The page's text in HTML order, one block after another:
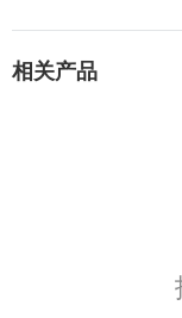
相关产品